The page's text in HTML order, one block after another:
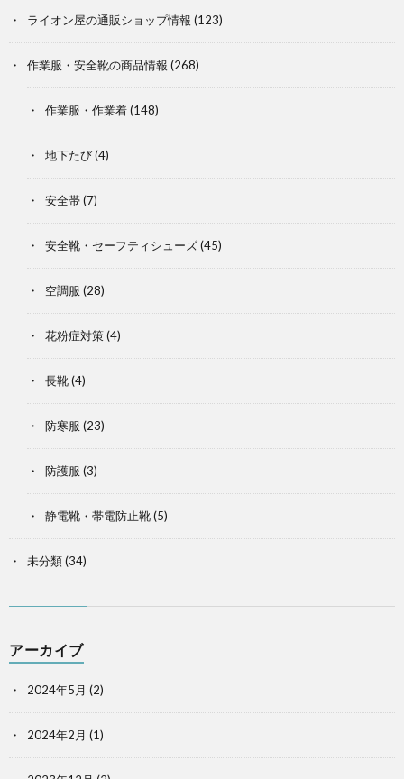
ライオン屋の通販ショップ情報 (123)
作業服・安全靴の商品情報 (268)
作業服・作業着(148)
地下たび(4)
安全帯(7)
安全靴・セーフティシューズ(45)
空調服 (28)
花粉症対策(4)
長靴(4)
防寒服 (23)
防護服 (3)
静電靴・帯電防止靴(5)
未分類(34)
アーカイブ
2024年5月 (2)
2024年2月 (1)